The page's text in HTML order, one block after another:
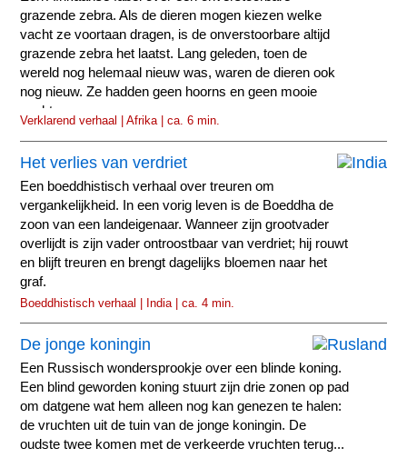
grazende zebra. Als de dieren mogen kiezen welke
vacht ze voortaan dragen, is de onverstoorbare altijd
grazende zebra het laatst. Lang geleden, toen de
wereld nog helemaal nieuw was, waren de dieren ook
nog nieuw. Ze hadden geen hoorns en geen mooie
vachten.
Verklarend verhaal | Afrika | ca. 6 min.
Het verlies van verdriet
Een boeddhistisch verhaal over treuren om
vergankelijkheid. In een vorig leven is de Boeddha de
zoon van een landeigenaar. Wanneer zijn grootvader
overlijdt is zijn vader ontroostbaar van verdriet; hij rouwt
en blijft treuren en brengt dagelijks bloemen naar het
graf.
Boeddhistisch verhaal | India | ca. 4 min.
De jonge koningin
Een Russisch wondersprookje over een blinde koning.
Een blind geworden koning stuurt zijn drie zonen op pad
om datgene wat hem alleen nog kan genezen te halen:
de vruchten uit de tuin van de jonge koningin. De
oudste twee komen met de verkeerde vruchten terug...